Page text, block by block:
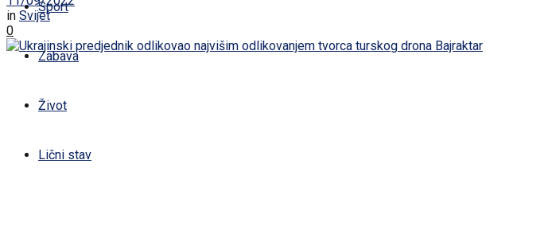
Sport
Zabava
Život
Lični stav
in Svijet
0